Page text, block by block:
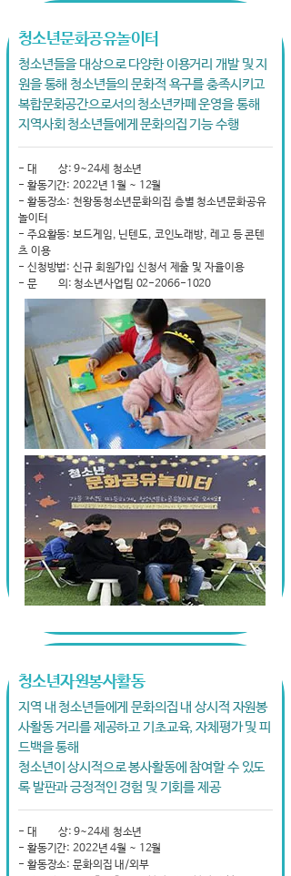
청소년문화공유놀이터
청소년들을 대상으로 다양한 이용거리 개발 및 지
원을 통해 청소년들의 문화적 욕구를 충족시키고
복합문화공간으로서의 청소년카페 운영을 통해
지역사회 청소년들에게 문화의집 기능 수행
- 대 상: 9~24세 청소년
- 활동기간: 2022년 1월 ~ 12월
- 활동장소: 천왕동청소년문화의집 층별 청소년문화공유
놀이터
- 주요활동: 보드게임, 닌텐도, 코인노래방, 레고 등 콘텐
츠 이용
- 신청방법: 신규 회원가입 신청서 제출 및 자율이용
- 문 의: 청소년사업팀 02-2066-1020
청소년자원봉사활동
지역 내 청소년들에게 문화의집 내 상시적 자원봉
사활동 거리를 제공하고 기초교육, 자체평가 및 피
드백을 통해
청소년이 상시적으로 봉사활동에 참여할 수 있도
록 발판과 긍정적인 경험 및 기회를 제공
- 대 상: 9~24세 청소년
- 활동기간: 2022년 4월 ~ 12월
- 활동장소: 문화의집 내/외부